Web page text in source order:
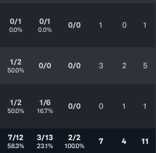
0/1
0.0%
0/1
0.0% 0/0 1 0 1
1/2
50.0% 0/0 0/0 3 2 5
1/2
50.0%
1/6
16.7% 0/0 0 1 1
7/12
58.3%
3/13
23.1%
2/2
100.0% 7 4 11